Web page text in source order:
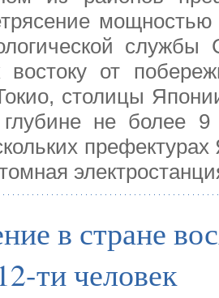
от
столицы
не более
в стране
ти человек